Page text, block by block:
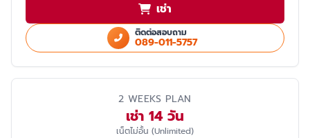
เช่า
ติดต่อสอบถาม
089-011-5757
2 WEEKS PLAN
เช่า 14 วัน
เน็ตไม่อั้น (Unlimited)